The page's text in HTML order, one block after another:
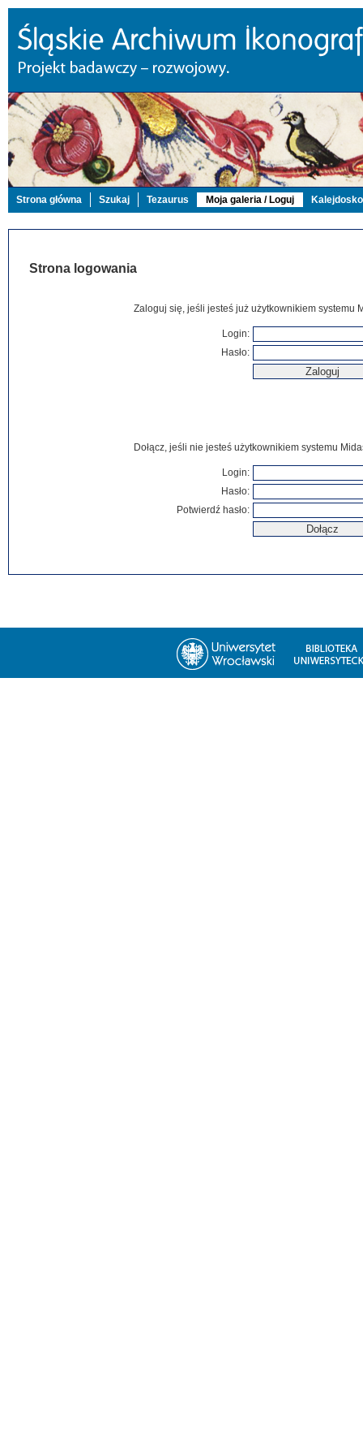
Strona główna Szukaj Tezaurus Moja galeria / Loguj
Strona logowania
Zaloguj się, jeśli jesteś już użytkownikiem systemu
Login:
Hasło:
Dołącz, jeśli nie jesteś użytkownikiem systemu
Login:
Hasło:
Potwierdź hasło: